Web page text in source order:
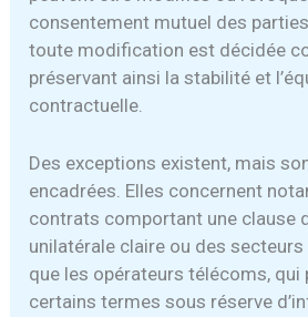
consentement mutuel des
toute modification est décidée
préservant ainsi la stabilité et
contractuelle.
Des exceptions existent, mais
encadrées. Elles concernent
contrats comportant une clause
unilatérale claire ou des
que les opérateurs télécoms, qui
certains termes sous réserve